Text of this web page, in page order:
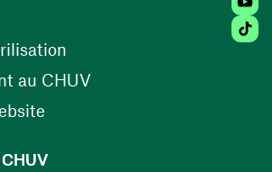
(ouvre une nouvelle
au CHUV(ouvre une nouvelle